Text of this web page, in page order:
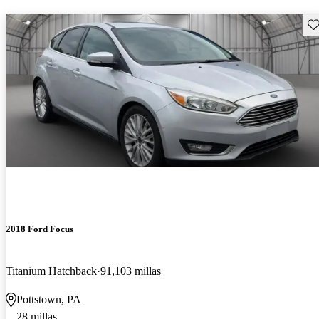
2018 Ford Focus
Titanium Hatchback 91,103 millas
Pottstown, PA